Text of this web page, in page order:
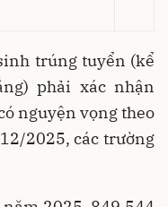
trúng tuyển (kể
phải xác nhận
nguyện vọng theo
2025, các trường